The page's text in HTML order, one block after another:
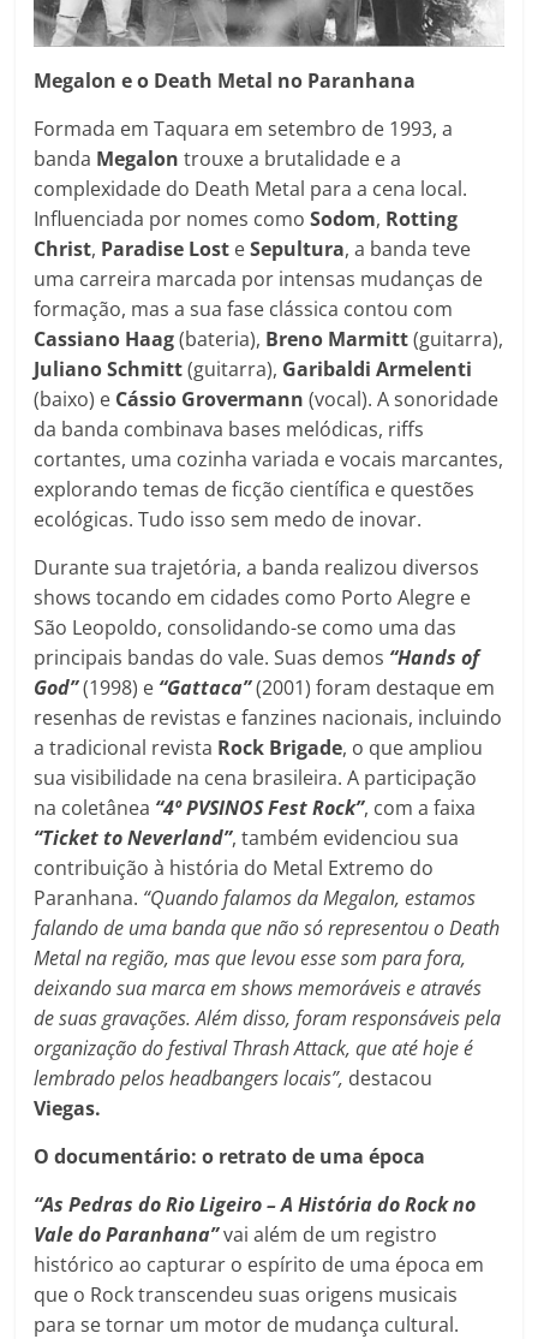
Megalon e o Death Metal no Paranhana
Formada em Taquara em setembro de 1993, a
banda Megalon trouxe a brutalidade e a
complexidade do Death Metal para a cena local.
Influenciada por nomes comoSodom, Rotting
Christ, Paradise Lost eSepultura, a banda teve
uma carreira marcada por intensas mudanças de
formação, mas a sua fase clássica contou com
Cassiano Haag(bateria), Breno Marmitt(guitarra),
Juliano Schmitt(guitarra), Garibaldi Armelenti
(baixo) e Cássio Grovermann (vocal). A sonoridade
da banda combinava bases melódicas, riffs
cortantes, uma cozinha variada e vocais marcantes,
explorando temas de ficção científica e questões
ecológicas. Tudo isso sem medo de inovar.
Durante sua trajetória, a banda realizou diversos
shows tocando em cidades como Porto Alegre e
São Leopoldo, consolidando-se como uma das
principais bandas do vale. Suas demos “Hands of
God”(1998) e “Gattaca”(2001) foram destaque em
resenhas de revistas e fanzines nacionais, incluindo
a tradicional revista Rock Brigade, o que ampliou
sua visibilidade na cena brasileira. A participação
na coletânea “4º PVSINOS Fest Rock”, com a faixa
“Ticket to Neverland”, também evidenciou sua
contribuição à história do Metal Extremo do
Paranhana. “Quando falamos da Megalon, estamos
falando de uma banda que não só representou o Death
Metal na região, mas que levou esse som para fora,
deixando sua marca em shows memoráveis e através
de suas gravações. Além disso, foram responsáveis pela
organização do festival Thrash Attack, que até hoje é
lembrado pelos headbangers locais”, destacou
Viegas.
O documentário: o retrato de uma época
“As Pedras do Rio Ligeiro – A História do Rock no
Vale do Paranhana”vai além de um registro
histórico ao capturar o espírito de uma época em
que o Rock transcendeu suas origens musicais
para se tornar um motor de mudança cultural.